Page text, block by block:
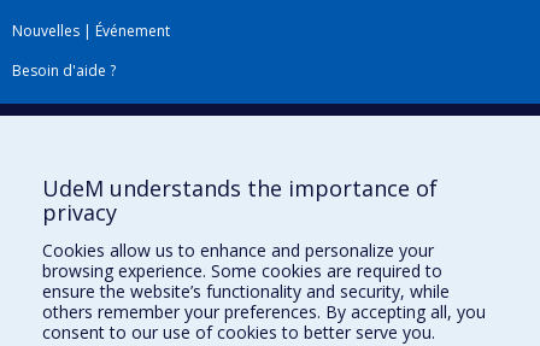
Nouvelles | Événement
Besoin d'aide ?
Plan du site|Accessibilité
Téléchargez les logos de l'ESPUM
UdeM understands the importance of
privacy
Cookies allow us to enhance and personalize your
browsing experience. Some cookies are required to
ensure the website’s functionality and security, while
others remember your preferences. By accepting all, you
consent to our use of cookies to better serve you.